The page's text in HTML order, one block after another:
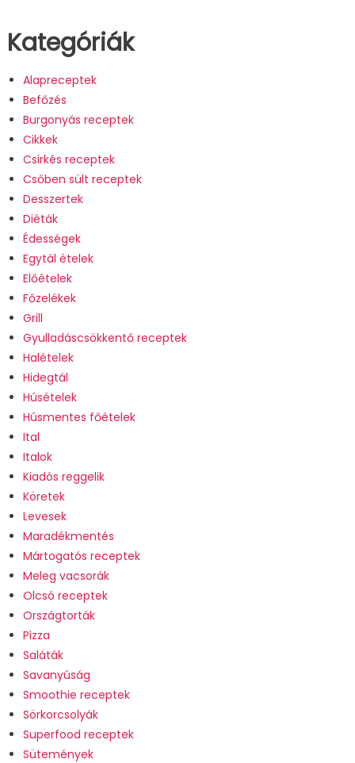
Kategóriák
Alapreceptek
Befőzés
Burgonyás receptek
Cikkek
Csirkés receptek
Csőben sült receptek
Desszertek
Diéták
Édességek
Egytál ételek
Előételek
Főzelékek
Grill
Gyulladáscsökkentő receptek
Halételek
Hidegtál
Húsételek
Húsmentes főételek
Ital
Italok
Kiadós reggelik
Köretek
Levesek
Maradékmentés
Mártogatós receptek
Meleg vacsorák
Olcsó receptek
Országtorták
Pizza
Saláták
Savanyúság
Smoothie receptek
Sörkorcsolyák
Superfood receptek
Sütemények